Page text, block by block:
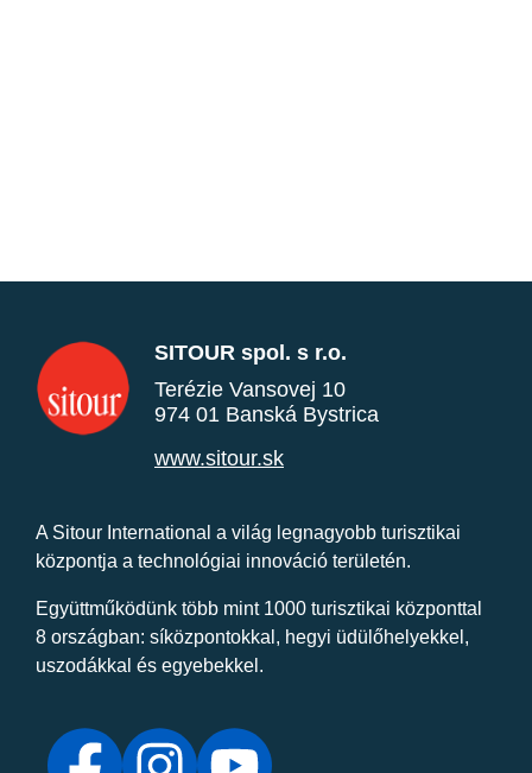
SITOUR spol. s r.o.
Terézie Vansovej 10
974 01 Banská Bystrica
www.sitour.sk
A Sitour International a világ legnagyobb turisztikai
központja a technológiai innováció területén.
Együttműködünk több mint 1000 turisztikai központtal
8 országban: síközpontokkal, hegyi üdülőhelyekkel,
uszodákkal és egyebekkel.